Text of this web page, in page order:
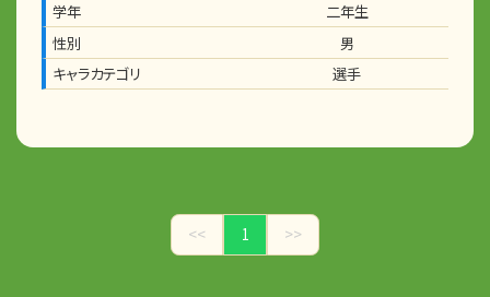
学年
二年生
性別
男
キャラカテゴリ
選手
<< 1 >>